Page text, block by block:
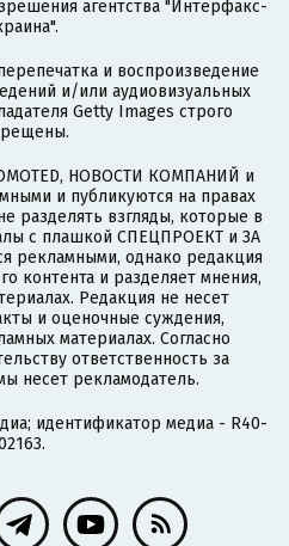
агентства "Интерфакс-
и воспроизведение
и/или аудиовизуальных
Getty Images строго
НОВОСТИ КОМПАНИЙ и
и публикуются на правах
разделять взгляды, которые в
с плашкой СПЕЦПРОЕКТ и ЗА
рекламными, однако редакция
контента и разделяет мнения,
Редакция не несет
и оценочные суждения,
материалах. Согласно
ответственность за
несет рекламодатель.
идентификатор медиа - R40-